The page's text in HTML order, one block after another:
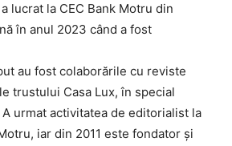
lucrat la CEC Bank Motru din
în anul 2023 când a fost
au fost colaborările cu reviste
trustului Casa Lux, în special
urmat activitatea de editorialist la
iar din 2011 este fondator și